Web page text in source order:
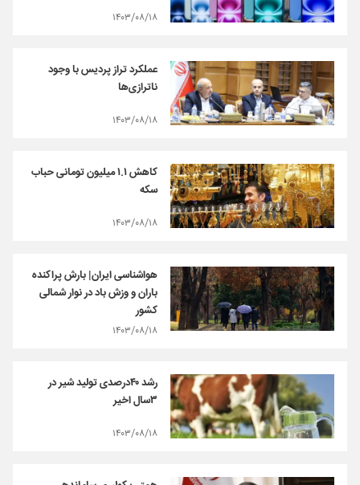
۱۴۰۳/۰۸/۱۸
عملکرد تراز پردیس با وجود
ناترازی‌ها
۱۴۰۳/۰۸/۱۸
کاهش ۱.۱ میلیون تومانی حباب
سکه
۱۴۰۳/۰۸/۱۸
هواشناسی ایران| بارش پراکنده
باران و وزش باد در نوار شمالی
کشور
۱۴۰۳/۰۸/۱۸
رشد ۴۰درصدی تولید شیر در
۳سال اخیر
۱۴۰۳/۰۸/۱۸